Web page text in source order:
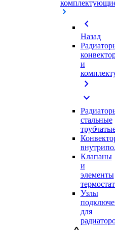
chevron_left
Назад
и
chevron_right
expand_more
стальные
Клапаны
и
элементы
Узлы
для